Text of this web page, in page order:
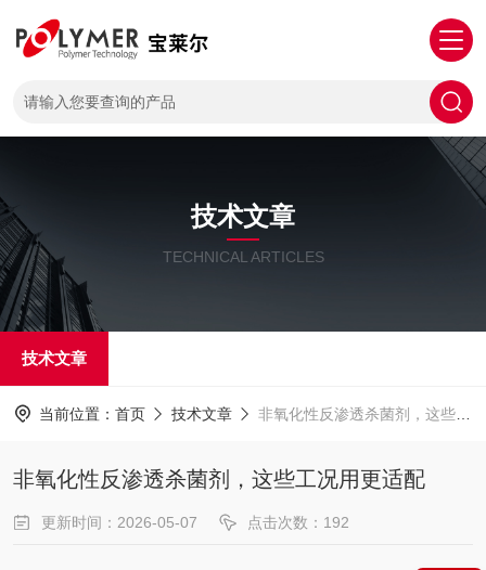
技术文章
TECHNICAL ARTICLES
技术文章
当前位置： 首页 技术文章 非氧化性反渗透杀菌剂，这些工况用更适配
非氧化性反渗透杀菌剂，这些工况用更适配
更新时间：2026-05-07 点击次数：192